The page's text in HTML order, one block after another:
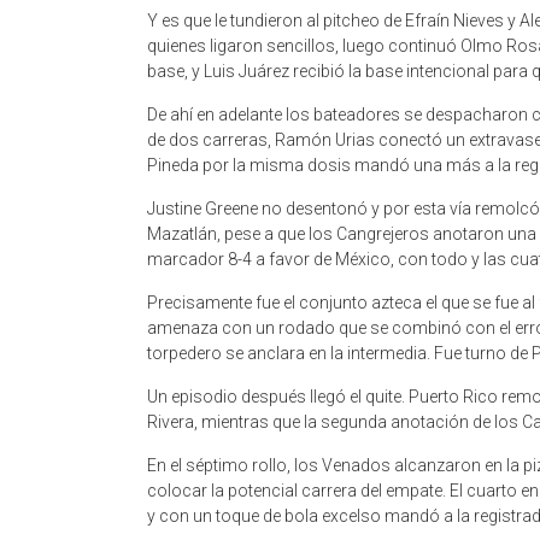
Y es que le tundieron al pitcheo de Efraín Nieves y
quienes ligaron sencillos, luego continuó Olmo
base, y Luis Juárez recibió la base intencional
De ahí en adelante los bateadores se
de dos carreras, Ramón Urias conectó un
Pineda por la misma dosis mandó una más a la
Justine Greene no desentonó y por esta vía
Mazatlán, pese a que los Cangrejeros anotaron
marcador 8-4 a favor de México, con todo y las
Precisamente fue el conjunto azteca el que se fue
amenaza con un rodado que se combinó con el
torpedero se anclara en la intermedia. Fue turno
Un episodio después llegó el quite. Puerto Rico
Rivera, mientras que la segunda anotación de los
En el séptimo rollo, los Venados alcanzaron en la
colocar la potencial carrera del empate. El cuarto
y con un toque de bola excelso mandó a la